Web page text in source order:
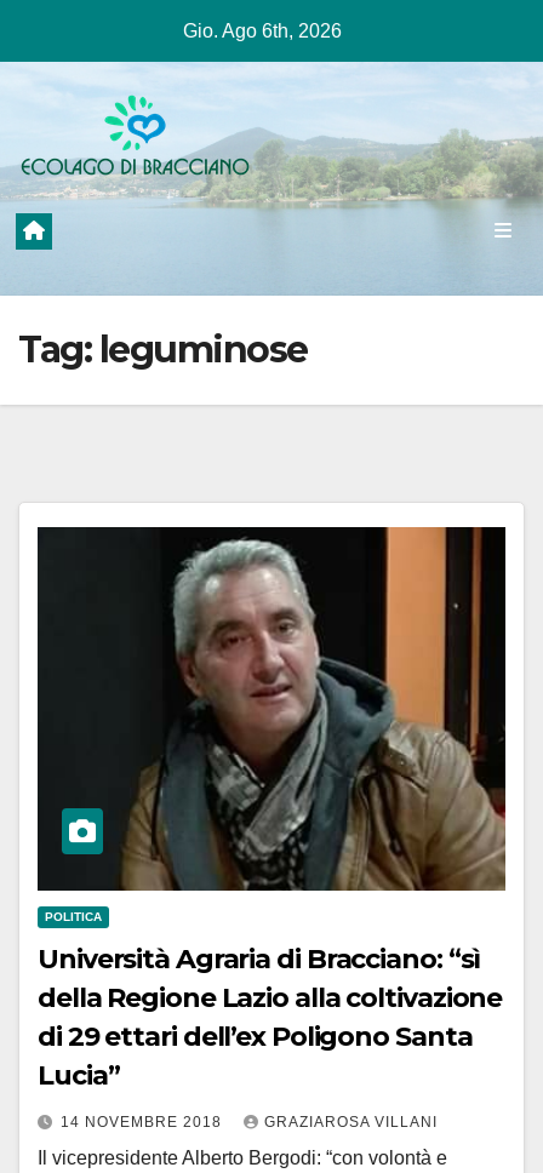
contenuto
Gio. Ago 6th, 2026
Tag: leguminose
POLITICA
Università Agraria di Bracciano: “sì
della Regione Lazio alla coltivazione
di 29 ettari dell’ex Poligono Santa
Lucia”
14 NOVEMBRE 2018 GRAZIAROSA VILLANI
Il vicepresidente Alberto Bergodi: “con volontà e